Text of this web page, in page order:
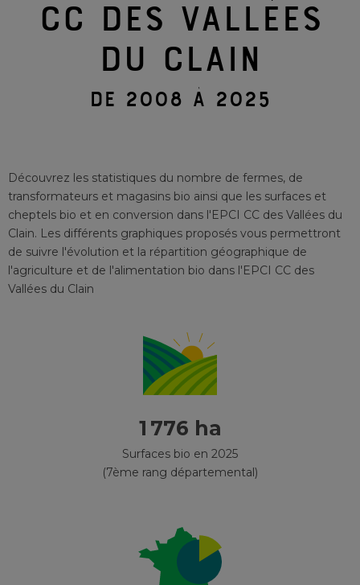
CC DES VALLÉES
DU CLAIN
DE 2008 À 2025
Découvrez les statistiques du nombre de fermes, de
transformateurs et magasins bio ainsi que les surfaces et
cheptels bio et en conversion dans l'EPCI CC des Vallées du
Clain. Les différents graphiques proposés vous permettront
de suivre l'évolution et la répartition géographique de
l'agriculture et de l'alimentation bio dans l'EPCI CC des
Vallées du Clain
1 776 ha
Surfaces bio en 2025
(7ème rang départemental)